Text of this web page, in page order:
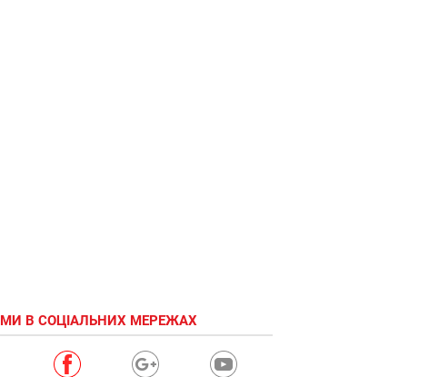
МИ В СОЦІАЛЬНИХ МЕРЕЖАХ